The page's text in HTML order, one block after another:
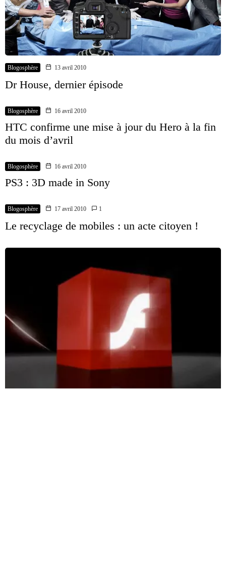
Blogosphère 13 avril 2010
Dr House, dernier épisode
Blogosphère 16 avril 2010
HTC confirme une mise à jour du Hero à la fin
du mois d’avril
Blogosphère 16 avril 2010
PS3 : 3D made in Sony
Blogosphère 17 avril 2010 1
Le recyclage de mobiles : un acte citoyen !